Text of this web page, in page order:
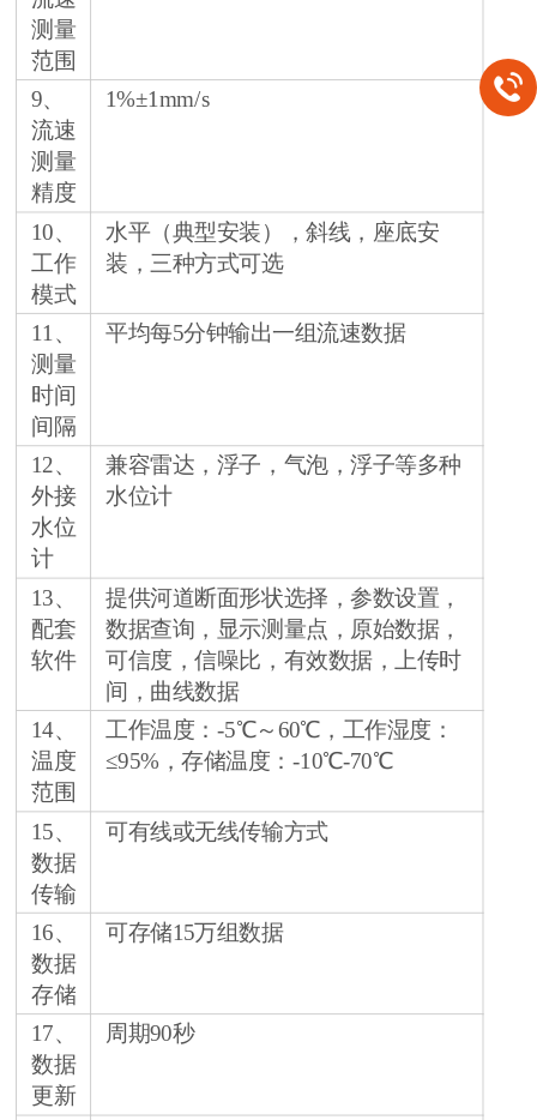
测量
范围
9、
流速
测量
精度
1%±1mm/s
10、
工作
模式
水平（典型安装），斜线，座底安
装，三种方式可选
11、
测量
时间
间隔
平均每5分钟输出一组流速数据
12、
外接
水位
计
兼容雷达，浮子，气泡，浮子等多种
水位计
13、
配套
软件
提供河道断面形状选择，参数设置，
数据查询，显示测量点，原始数据，
可信度，信噪比，有效数据，上传时
间，曲线数据
14、
温度
范围
工作温度：-5℃～60℃，工作湿度：
≤95%，存储温度：-10℃-70℃
15、
数据
传输
可有线或无线传输方式
16、
数据
存储
可存储15万组数据
17、
数据
更新
周期90秒